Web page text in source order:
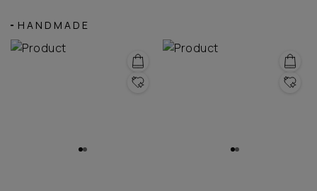
HANDMADE